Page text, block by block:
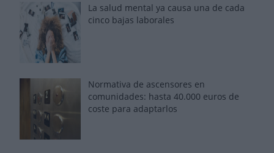
La salud mental ya causa una de cada
cinco bajas laborales
Normativa de ascensores en
comunidades: hasta 40.000 euros de
coste para adaptarlos